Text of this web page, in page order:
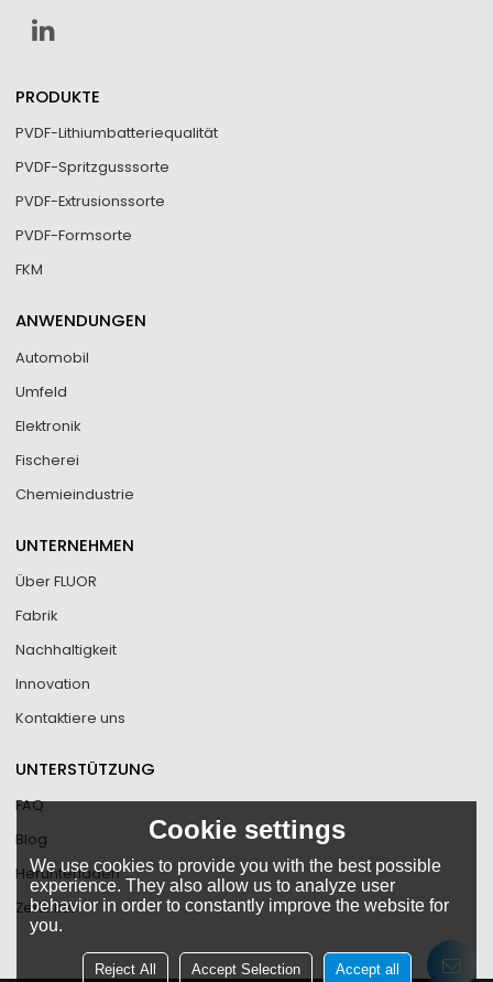
PRODUKTE
PVDF-Lithiumbatteriequalität
PVDF-Spritzgusssorte
PVDF-Extrusionssorte
PVDF-Formsorte
FKM
ANWENDUNGEN
Automobil
Umfeld
Elektronik
Fischerei
Chemieindustrie
UNTERNEHMEN
Über FLUOR
Fabrik
Nachhaltigkeit
Innovation
Kontaktiere uns
UNTERSTÜTZUNG
FAQ
Blog
Herunterladen
Zertifikat
Cookie settings
We use cookies to provide you with the best possible
experience. They also allow us to analyze user
behavior in order to constantly improve the website for
you.
Reject All Accept Selection Accept all